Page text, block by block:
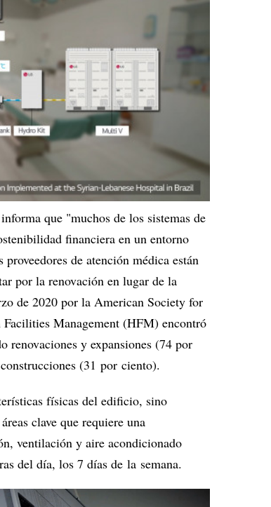
que "muchos de los sistemas de
financiera en un entorno
de atención médica están
por la renovación en lugar de la
de 2020 por la American Society for
Management (HFM) encontró
renovaciones y expansiones (74 por
(31 por ciento).
físicas del edificio, sino
clave que requiere una
ventilación y aire acondicionado
del día, los 7 días de la semana.